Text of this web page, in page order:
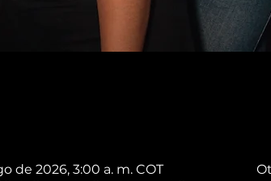
de 2026, 3:00 a. m. COT